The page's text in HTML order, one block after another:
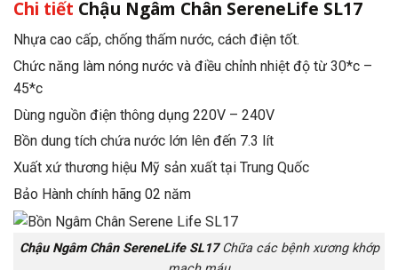
Chi tiết Chậu Ngâm Chân SereneLife SL17
Nhựa cao cấp, chống thấm nước, cách điện tốt.
Chức năng làm nóng nước và điều chỉnh nhiệt độ từ 30*c –
45*c
Dùng nguồn điện thông dụng 220V – 240V
Bồn dung tích chứa nước lớn lên đến 7.3 lít
Xuất xứ thương hiệu Mỹ sản xuất tại Trung Quốc
Bảo Hành chính hãng 02 năm
Chậu Ngâm Chân SereneLife SL17Chữa các bệnh xương khớp